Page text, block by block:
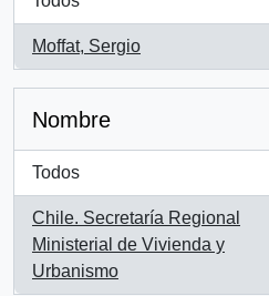
Moffat, Sergio
, 1 resultados
Nombre
Todos
Chile. Secretaría Regional
Ministerial de Vivienda y
Urbanismo
, 1 resultados